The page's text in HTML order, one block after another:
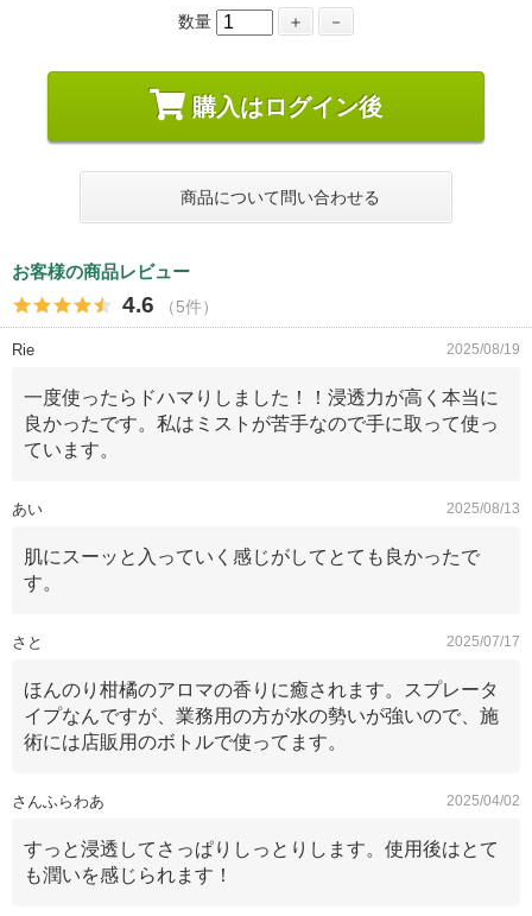
数量 ＋ －
購入はログイン後
商品について問い合わせる
お客様の商品レビュー
4.6 （5件）
Rie 2025/08/19
一度使ったらドハマりしました！！浸透力が高く本当に
良かったです。私はミストが苦手なので手に取って使っ
ています。
あい 2025/08/13
肌にスーッと入っていく感じがしてとても良かったで
す。
さと 2025/07/17
ほんのり柑橘のアロマの香りに癒されます。スプレータ
イプなんですが、業務用の方が水の勢いが強いので、施
術には店販用のボトルで使ってます。
さんふらわあ 2025/04/02
すっと浸透してさっぱりしっとりします。使用後はとて
も潤いを感じられます！